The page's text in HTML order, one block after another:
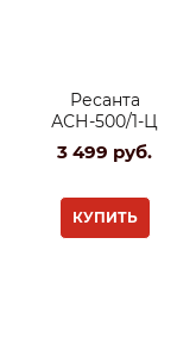
Ресанта
АСН-500/1-Ц
3 499 руб.
КУПИТЬ